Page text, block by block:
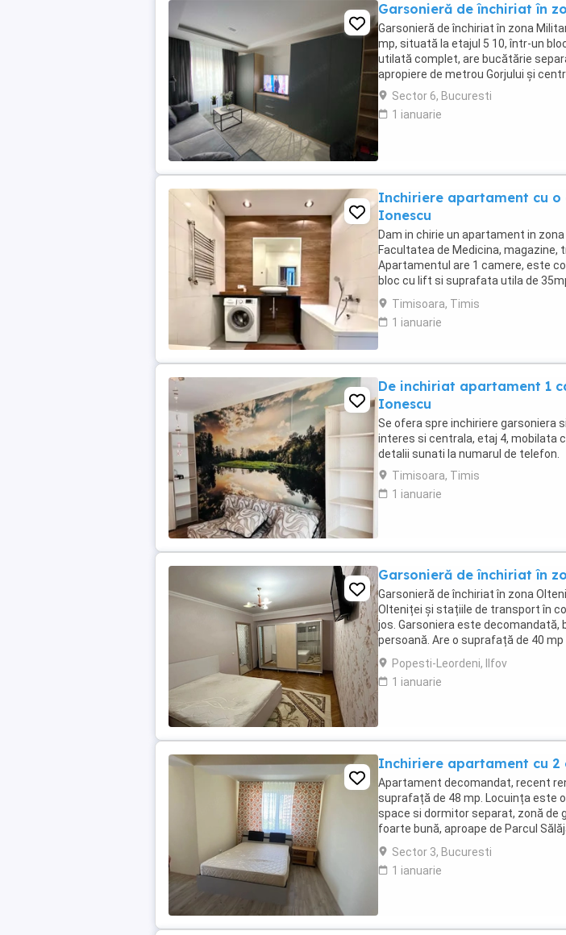
Garsonieră de închiriat în
Garsonieră de închiriat în zona
mp, situată la etajul 5 10, într-un
utilată complet, are bucătărie
apropiere de metrou Gorjului și
Sector 6, Bucuresti
1 ianuarie
Inchiriere apartament cu o
Ionescu
Dam in chirie un apartament in
Facultatea de Medicina, magazine,
Apartamentul are 1 camere, este
bloc cu lift si suprafata utila de
stabili o vizionare.
Timisoara, Timis
1 ianuarie
De inchiriat apartament 1
Ionescu
Se ofera spre inchiriere garsoniera
interes si centrala, etaj 4, mobilata
detalii sunati la numarul de telefon.
Timisoara, Timis
1 ianuarie
Garsonieră de închiriat în
Garsonieră de închiriat în zona
Olteniței și stațiile de transport în
jos. Garsoniera este
persoană. Are o suprafață de 40
dispunând de bucătărie ...
Popesti-Leordeni, Ilfov
1 ianuarie
Inchiriere apartament cu 2
Apartament decomandat, recent
suprafață de 48 mp. Locuința este
space si dormitor separat, zonă de
foarte bună, aproape de Parcul
magazine, oferind acces ...
Sector 3, Bucuresti
1 ianuarie